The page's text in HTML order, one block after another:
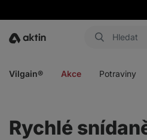
Aktin
Vilgain® Akce Potraviny
Rychlé